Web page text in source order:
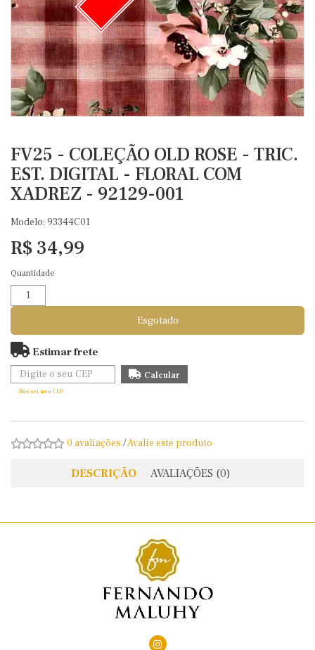
FV25 - COLEÇÃO OLD ROSE - TRIC.
EST. DIGITAL - FLORAL COM
XADREZ - 92129-001
Modelo: 93344C01
R$ 34,99
Quantidade
Esgotado
Estimar frete
Não sei meu CEP
0 avaliações /Avalie este produto
DESCRIÇÃO AVALIAÇÕES (0)